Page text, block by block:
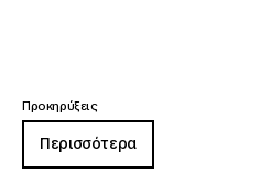
Προκηρύξεις
Περισσότερα